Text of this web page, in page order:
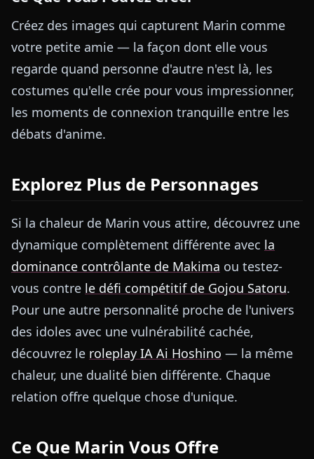
Créez des images qui capturent Marin comme
votre petite amie — la façon dont elle vous
regarde quand personne d'autre n'est là, les
costumes qu'elle crée pour vous impressionner,
les moments de connexion tranquille entre les
débats d'anime.
Explorez Plus de Personnages
Si la chaleur de Marin vous attire, découvrez une
dynamique complètement différente avec la
dominance contrôlante de Makima ou testez-
vous contre le défi compétitif de Gojou Satoru.
Pour une autre personnalité proche de l'univers
des idoles avec une vulnérabilité cachée,
découvrez le roleplay IA Ai Hoshino — la même
chaleur, une dualité bien différente. Chaque
relation offre quelque chose d'unique.
Ce Que Marin Vous Offre